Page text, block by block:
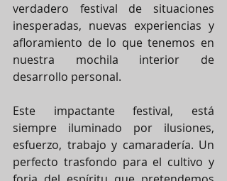
verdadero festival de situaciones
inesperadas, nuevas experiencias y
afloramiento de lo que tenemos en
nuestra mochila interior de
desarrollo personal.
Este impactante festival, está
siempre iluminado por ilusiones,
esfuerzo, trabajo y camaradería. Un
perfecto trasfondo para el cultivo y